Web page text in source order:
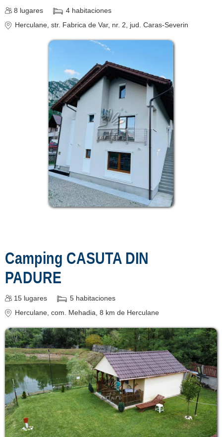
8 lugares 4 habitaciones
Herculane, str. Fabrica de Var, nr. 2, jud. Caras-Severin
Camping CASUTA DIN
PADURE
15 lugares 5 habitaciones
Herculane, com. Mehadia, 8 km de Herculane